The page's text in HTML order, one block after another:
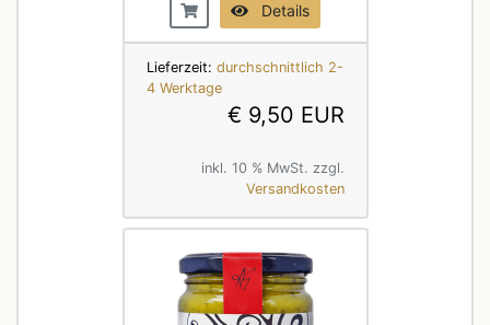
Details
Lieferzeit: durchschnittlich 2-
4 Werktage
€ 9,50 EUR
inkl. 10 % MwSt. zzgl.
Versandkosten